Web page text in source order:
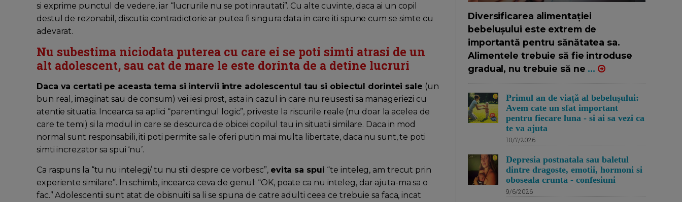
si exprime punctul de vedere, iar “lucrurile nu se pot inrautati”. Cu alte cuvinte, daca ai un copil
destul de rezonabil, discutia contradictorie ar putea fi singura data in care iti spune cum se simte cu
adevarat.
Nu subestima niciodata puterea cu care ei se poti simti atrasi de un
alt adolescent, sau cat de mare le este dorinta de a detine lucruri
Daca va certati pe aceasta tema si intervii intre adolescentul tau si obiectul dorintei sale (un
bun real, imaginat sau de consum) vei iesi prost, asta in cazul in care nu reusesti sa manageriezi cu
atentie situatia. Incearca sa aplici “parentingul logic”, priveste la riscurile reale (nu doar la acelea de
care te temi) si la modul in care se descurca de obicei copilul tau in situatii similare. Daca in mod
normal sunt responsabili, iti poti permite sa le oferi putin mai multa libertate, daca nu sunt, te poti
simti increzator sa spui ‘nu’.
Ca raspuns la “tu nu intelegi/ tu nu stii despre ce vorbesc”, evita sa spui “te inteleg, am trecut prin
experiente similare”. In schimb, incearca ceva de genul: “OK, poate ca nu inteleg, dar ajuta-ma sa o
fac.” Adolescentii sunt atat de obisnuiti sa li se spuna de catre adulti ceea ce trebuie sa faca, incat
Diversificarea alimentației
bebelușului este extrem de
importantă pentru sănătatea sa.
Alimentele trebuie să fie introduse
gradual, nu trebuie să ne ...
Primul an de viață al bebelușului:
Avem cate un sfat important
pentru fiecare luna - si ai sa vezi ca
te va ajuta
10/7/2026
Depresia postnatala sau baletul
dintre dragoste, emotii, hormoni si
oboseala crunta - confesiuni
9/6/2026